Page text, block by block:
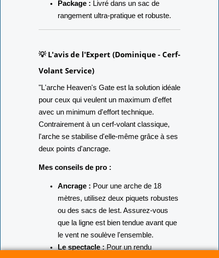
Package : Livré dans un sac de
rangement ultra-pratique et robuste.
💡 L'avis de l'Expert (Dominique - Cerf-
Volant Service)
"L'arche Heaven's Gate est la solution idéale
pour ceux qui veulent un maximum d'effet
avec un minimum d'effort technique.
Contrairement à un cerf-volant classique,
l'arche se stabilise d'elle-même grâce à ses
deux points d'ancrage.
Mes conseils de pro :
Ancrage : Pour une arche de 18
mètres, utilisez deux piquets robustes
ou des sacs de lest. Assurez-vous
que la ligne est bien tendue avant que
le vent ne soulève l'ensemble.
Le spectacle :Pour un rendu